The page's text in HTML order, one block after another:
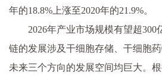
年的18.8%上涨至2020年的21.9%。
2026年产业市场规模有望超300
链的发展涉及干细胞存储、干细胞
未来三个方向的发展空间均巨大。根